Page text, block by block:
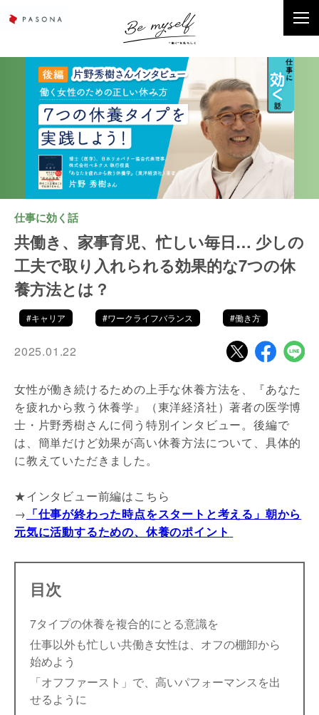
仕事に効く話
共働き、家事育児、忙しい毎日… 少しの
工夫で取り入れられる効果的な7つの休
養方法とは？
#キャリア #ワークライフバランス #働き方
2025.01.22
女性が働き続けるための上手な休養方法を、『あなた
を疲れから救う休養学』（東洋経済社）著者の医学博
士・片野秀樹さんに伺う特別インタビュー。後編で
は、簡単だけど効果が高い休養方法について、具体的
に教えていただきました。
★インタビュー前編はこちら
→ 「仕事が終わった時点をスタートと考える」朝から
元気に活動するための、休養のポイント
目次
7タイプの休養を複合的にとる意識を
仕事以外も忙しい共働き女性は、オフの棚卸から
始めよう
「オフファースト」で、高いパフォーマンスを出
せるように